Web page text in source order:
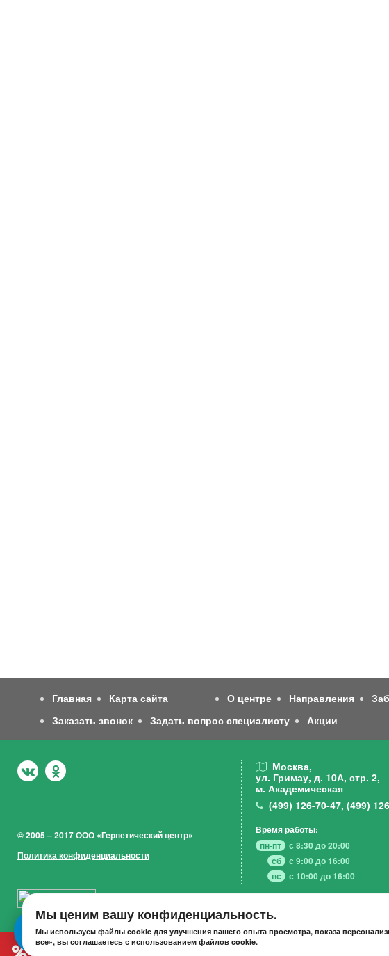
Главная Карта сайта О центре Направления
Заказать звонок
Задать вопрос специалисту Акции
© 2005 – 2017 ООО «Герпетический центр»
Политика конфиденциальности
Москва,
ул. Гримау, д. 10А, стр. 2,
м. Академическая
(499) 126-70-47, (499)
Время работы:
пн-пт
с 8:30 до 20:00
сб
с 9:00 до 16:00
вс
с 10:00 до 16:00
Мы ценим вашу конфиденциальность.
Мы используем файлы cookie для улучшения вашего опыта просмотра, показа
все», вы соглашаетесь с использованием файлов cookie.